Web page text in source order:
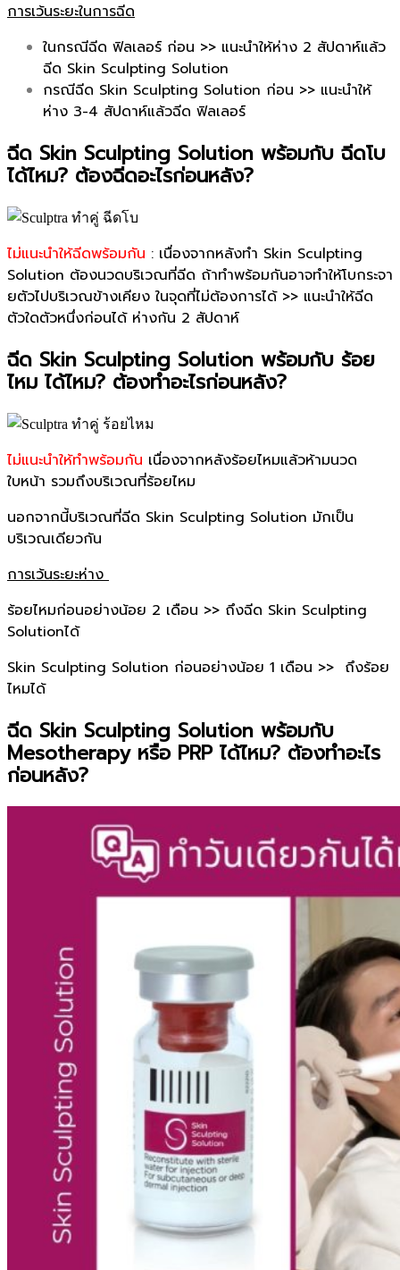
การเว้นระยะในการฉีด
ในกรณีฉีด ฟิลเลอร์ ก่อน >> แนะนำให้ห่าง 2 สัปดาห์แล้ว
ฉีด Skin Sculpting Solution
กรณีฉีด Skin Sculpting Solution ก่อน >> แนะนำให้
ห่าง 3-4 สัปดาห์แล้วฉีด ฟิลเลอร์
ฉีด Skin Sculpting Solution พร้อมกับ ฉีดโบ
ได้ไหม? ต้องฉีดอะไรก่อนหลัง?
ไม่แนะนำให้ฉีดพร้อมกัน : เนื่องจากหลังทำ Skin Sculpting
Solution ต้องนวดบริเวณที่ฉีด ถ้าทำพร้อมกันอาจทำให้โบกระจา
ยตัวไปบริเวณข้างเคียง ในจุดที่ไม่ต้องการได้ >> แนะนำให้ฉีด
ตัวใดตัวหนึ่งก่อนได้ ห่างกัน 2 สัปดาห์
ฉีด Skin Sculpting Solution พร้อมกับ ร้อย
ไหม ได้ไหม? ต้องทำอะไรก่อนหลัง?
ไม่แนะนำให้ทำพร้อมกัน เนื่องจากหลังร้อยไหมแล้วห้ามนวด
ใบหน้า รวมถึงบริเวณที่ร้อยไหม
นอกจากนี้บริเวณที่ฉีด Skin Sculpting Solution มักเป็น
บริเวณเดียวกัน
การเว้นระยะห่าง
ร้อยไหมก่อนอย่างน้อย 2 เดือน >> ถึงฉีด Skin Sculpting
Solutionได้
Skin Sculpting Solution ก่อนอย่างน้อย 1 เดือน >> ถึงร้อย
ไหมได้
ฉีด Skin Sculpting Solution พร้อมกับ
Mesotherapy หรือ PRP ได้ไหม? ต้องทำอะไร
ก่อนหลัง?